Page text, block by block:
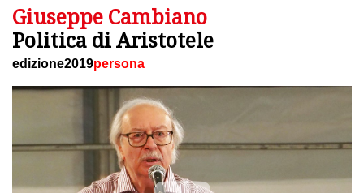
Giuseppe Cambiano
Politica di Aristotele
edizione2019persona